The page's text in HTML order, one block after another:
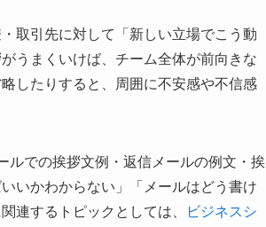
取引先に対して「新しい立場でこう動
うまくいけば、チーム全体が前向きな
したりすると、周囲に不安感や不信感
ルでの挨拶文例・返信メールの例文・挨
いかわからない」「メールはどう書け
連するトピックとしては、
ビジネスシ